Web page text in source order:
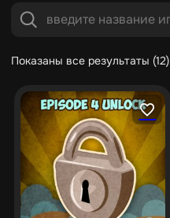
Показаны все результаты (12)